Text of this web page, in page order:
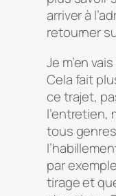
arriver à
retourner
Je m’en
Cela fait
ce trajet,
l’entretien,
tous
par
tirage et